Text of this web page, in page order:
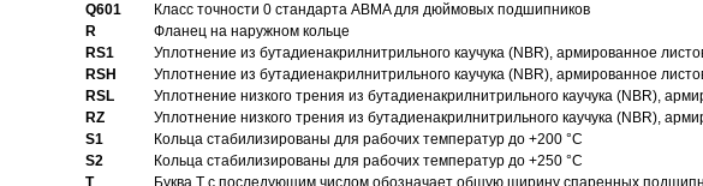
Q601
Класс точности 0 стандарта ABMA для дюймовых подшипников
R
Фланец на наружном кольце
RS1
Уплотнение из бутадиенакрилнитрильного каучука (NBR), армированное
RSH
Уплотнение из бутадиенакрилнитрильного каучука (NBR), армированное
RSL
Уплотнение низкого трения из бутадиенакрилнитрильного каучука (NBR),
RZ
Уплотнение низкого трения из бутадиенакрилнитрильного каучука (NBR),
S1
Кольца стабилизированы для рабочих температур до +200 °C
S2
Кольца стабилизированы для рабочих температур до +250 °C
T
Буква T с последующим числом обозначает общую ширину спаренных